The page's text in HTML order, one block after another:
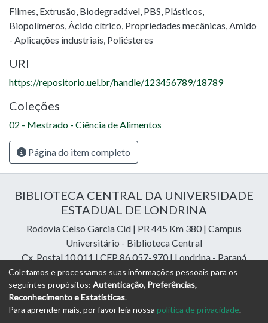
Filmes, Extrusão, Biodegradável, PBS, Plásticos,
Biopolímeros,Ácido cítrico, Propriedades mecânicas,Amido
- Aplicações industriais, Poliésteres
URI
https://repositorio.uel.br/handle/123456789/18789
Coleções
02 - Mestrado - Ciência de Alimentos
Página do item completo
BIBLIOTECA CENTRAL DA UNIVERSIDADE
ESTADUAL DE LONDRINA
Rodovia Celso Garcia Cid | PR 445 Km 380 | Campus
Universitário - Biblioteca Central
Cx. Postal 10.011 | CEP 86.057-970 | Londrina - Paraná
Contatos: e-mail:riuel@uel.br| fone: 43 3371-4409
DSpace Cloud Softwarecopyright © 2023-2026
Libraries Assessoria e Consultoria
Coletamos e processamos suas informações pessoais para os
seguintes propósitos: Autenticação, Preferências,
Reconhecimento e Estatísticas.
Para aprender mais, por favor leia nossa política de privacidade.